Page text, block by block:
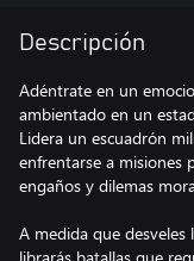
Descripción
Adéntrate en un
ambientado en un
Lidera un escuadrón
enfrentarse a misiones
engaños y dilemas
A medida que desveles